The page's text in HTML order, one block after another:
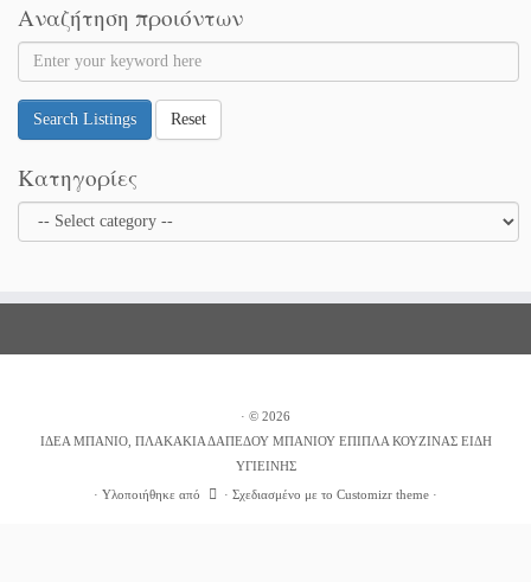
Αναζήτηση προιόντων
Search Listings Reset
Κατηγορίες
· © 2026
ΙΔΕΑ ΜΠΑΝΙΟ, ΠΛΑΚΑΚΙΑ ΔΑΠΕΔΟΥ ΜΠΑΝΙΟΥ ΕΠΙΠΛΑ ΚΟΥΖΙΝΑΣ ΕΙΔΗ
ΥΓΙΕΙΝΗΣ
· Υλοποιήθηκε από · Σχεδιασμένο με το Customizr theme ·